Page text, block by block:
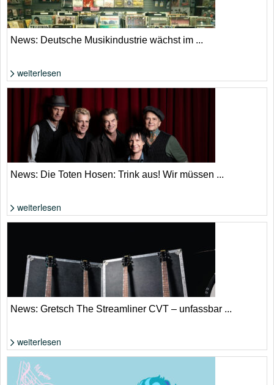
Die Zahlen klingen nach Aufschwung, allerdings aufgrund von Streaming
und KI. | Adobe Stock
News: Deutsche Musikindustrie wächst im ...
weiterlesen
News: Die Toten Hosen: Trink aus! Wir müssen ...
weiterlesen
Wenig Geld für reichlich Gitarre | Gretsch
News: Gretsch The Streamliner CVT – unfassbar ...
weiterlesen